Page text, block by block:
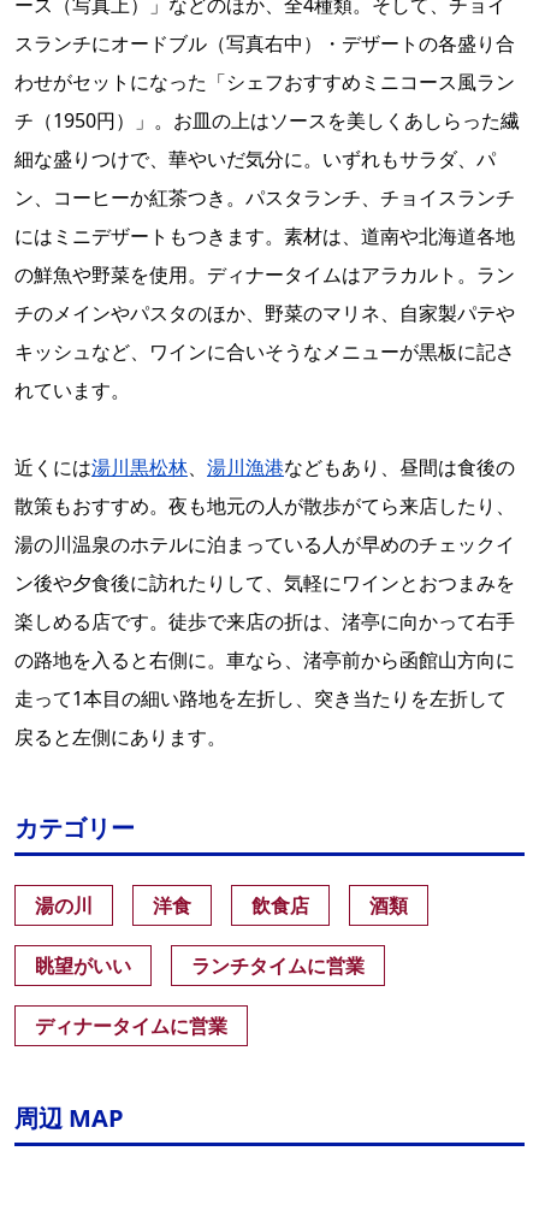
スランチにオードブル（写真右中）・デザートの各盛り合
わせがセットになった「シェフおすすめミニコース風ラン
チ（1950円）」。お皿の上はソースを美しくあしらった繊
細な盛りつけで、華やいだ気分に。いずれもサラダ、パ
ン、コーヒーか紅茶つき。パスタランチ、チョイスランチ
にはミニデザートもつきます。素材は、道南や北海道各地
の鮮魚や野菜を使用。ディナータイムはアラカルト。ラン
チのメインやパスタのほか、野菜のマリネ、自家製パテや
キッシュなど、ワインに合いそうなメニューが黒板に記さ
れています。
近くには湯川黒松林、 湯川漁港などもあり、昼間は食後の
散策もおすすめ。夜も地元の人が散歩がてら来店したり、
湯の川温泉のホテルに泊まっている人が早めのチェックイ
ン後や夕食後に訪れたりして、気軽にワインとおつまみを
楽しめる店です。徒歩で来店の折は、渚亭に向かって右手
の路地を入ると右側に。車なら、渚亭前から函館山方向に
走って1本目の細い路地を左折し、突き当たりを左折して
戻ると左側にあります。
カテゴリー
湯の川 洋食 飲食店 酒類
眺望がいい ランチタイムに営業
ディナータイムに営業
周辺 MAP